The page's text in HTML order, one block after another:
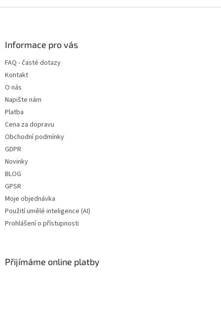
Informace pro vás
FAQ - časté dotazy
Kontakt
O nás
Napište nám
Platba
Cena za dopravu
Obchodní podmínky
GDPR
Novinky
BLOG
GPSR
Moje objednávka
Použití umělé inteligence (AI)
Prohlášení o přístupnosti
Přijímáme online platby